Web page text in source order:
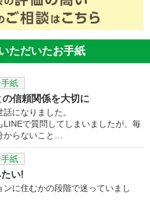
ただいたお手紙
手紙
信頼関係を大切に
になりました。
で質問してしまいましたが、毎
からないこと…
手紙
い!
に住むかの段階で迷っていまし